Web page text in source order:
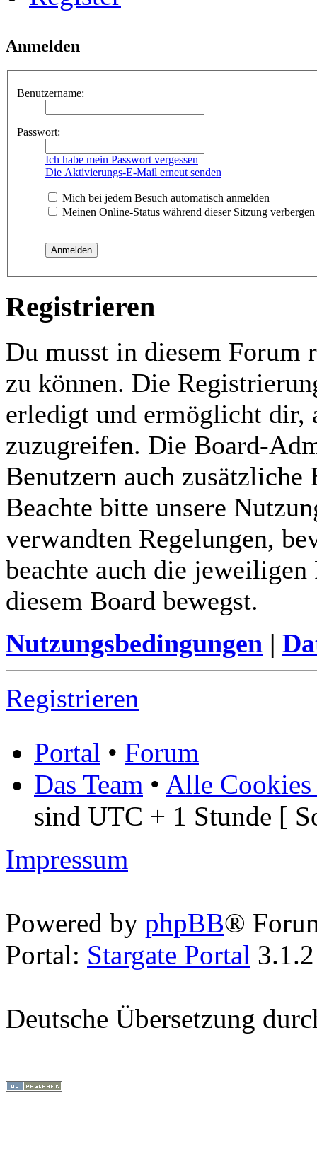
Anmelden
Benutzername:
Passwort:
Ich habe mein Passwort vergessen
Die Aktivierungs-E-Mail erneut senden
Mich bei jedem Besuch automatisch anmelden
Meinen Online-Status während dieser Sitzung verbergen
Registrieren
Du musst in diesem Forum
zu können. Die
erledigt und ermöglicht dir,
zuzugreifen. Die Board-
Benutzern auch zusätzliche
Beachte bitte unsere
verwandten Regelungen,
beachte auch die
diesem Board bewegst.
Nutzungsbedingungen |
Registrieren
Portal • Forum
Das Team • Alle Cookies
sind UTC + 1 Stunde [
Impressum
Powered by phpBB®
Portal: Stargate Portal
Deutsche Übersetzung